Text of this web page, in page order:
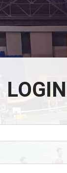
LOGIN